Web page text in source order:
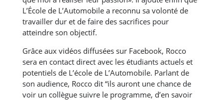
L’École de L’Automobile a reconnu sa volonté de
travailler dur et de faire des sacrifices pour
atteindre son objectif.
Grâce aux vidéos diffusées sur Facebook, Rocco
sera en contact direct avec les étudiants actuels et
potentiels de L’école de L’Automobile. Parlant de
son audience, Rocco dit “ils auront une chance de
voir un collègue suivre le programme, d’en savoir